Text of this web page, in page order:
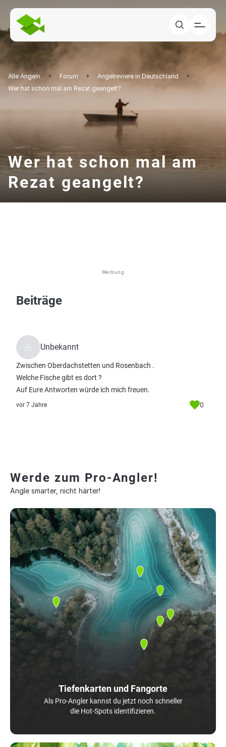
Alle Angeln Forum
Angelreviere in Deutschland
Wer hat schon mal am Rezat geangelt?
Wer hat schon mal am
Rezat geangelt?
Werbung
Beiträge
Unbekannt
Zwischen Oberdachstetten und Rosenbach .
Welche Fische gibt es dort ?
Auf Eure Antworten würde ich mich freuen.
vor 7 Jahre 0
Werde zum Pro-Angler!
Angle smarter, nicht härter!
Tiefenkarten und Fangorte
Als Pro-Angler kannst du jetzt noch schneller
die Hot-Spots identifizieren.